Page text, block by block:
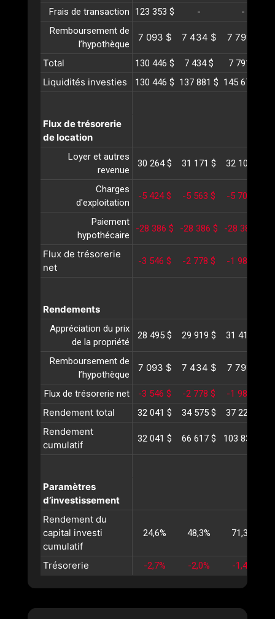
Frais de transaction
123 353 $ -
-
Remboursement de
l’hypothèque
7 093 $ 7 434 $ 7 791 $
Total 130 446 $ 7 434 $ 7 791 $
Liquidités investies 130 446 $ 137 881 $ 145 673 $
Flux de trésorerie
de location
Loyer et autres
revenue
30 264 $ 31 171 $ 32 107 $
Charges
d'exploitation
-5 424 $ -5 563 $ -5 707 $
Paiement
hypothécaire
-28 386 $ -28 386 $ -28 386 $
Flux de trésorerie
net
-3 546 $ -2 778 $ -1 986 $
Rendements
Appréciation du prix
de la propriété
28 495 $ 29 919 $ 31 415 $
Remboursement de
l’hypothèque
7 093 $ 7 434 $ 7 791 $
Flux de trésorerie net -3 546 $ -2 778 $ -1 986 $
Rendement total 32 041 $ 34 575 $ 37 220 $
Rendement
cumulatif
32 041 $ 66 617 $ 103 837 $
Paramètres
d’investissement
Rendement du
capital investi
cumulatif
24,6% 48,3% 71,3%
Trésorerie -2,7% -2,0% -1,4%